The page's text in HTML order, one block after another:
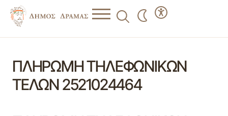
ΠΛΗΡΩΜΗ ΤΗΛΕΦΩΝΙΚΩΝ
ΤΕΛΩΝ 2521024464